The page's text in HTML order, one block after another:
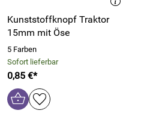
Kunststoffknopf Traktor
15mm mit Öse
5 Farben
Sofort lieferbar
0,85 €*